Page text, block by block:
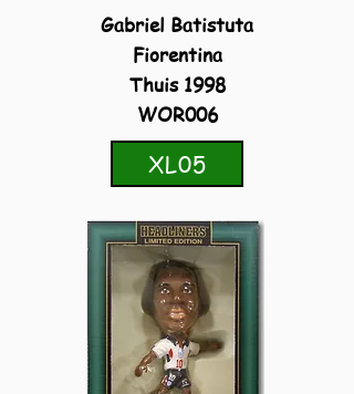
Gabriel Batistuta
Fiorentina
Thuis 1998
WOR006
XL05